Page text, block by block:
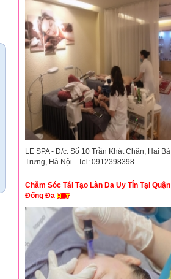
LE SPA - Đ/c: Số 10 Trần Khát Chân, Hai Bà
Trưng, Hà Nội - Tel: 0912398398
Chăm Sóc Tái Tạo Làn Da Uy TÍn Tại Quận
Đống Đa